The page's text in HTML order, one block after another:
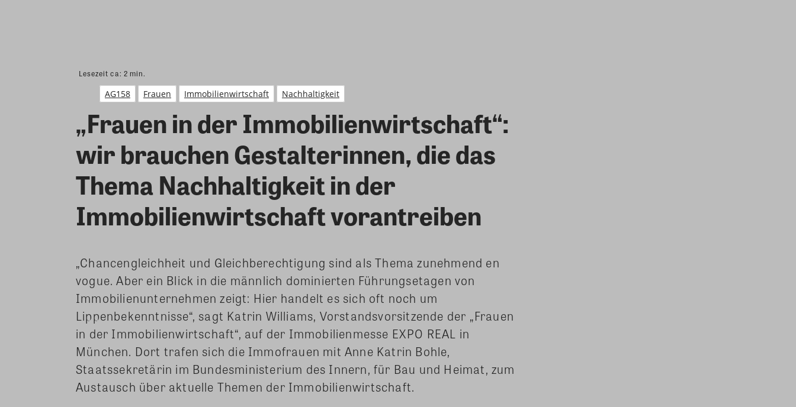
Lesezeit ca: 2 min.
AG158 Frauen Immobilienwirtschaft Nachhaltigkeit
„Frauen in der Immobilienwirtschaft“:
wir brauchen Gestalterinnen, die das
Thema Nachhaltigkeit in der
Immobilienwirtschaft vorantreiben
„Chancengleichheit und Gleichberechtigung sind als Thema zunehmend en
vogue. Aber ein Blick in die männlich dominierten Führungsetagen von
Immobilienunternehmen zeigt: Hier handelt es sich oft noch um
Lippenbekenntnisse“, sagt Katrin Williams, Vorstandsvorsitzende der „Frauen
in der Immobilienwirtschaft“, auf der Immobilienmesse EXPO REAL in
München. Dort trafen sich die Immofrauen mit Anne Katrin Bohle,
Staatssekretärin im Bundesministerium des Innern, für Bau und Heimat, zum
Austausch über aktuelle Themen der Immobilienwirtschaft.